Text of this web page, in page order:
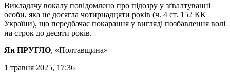
Викладачу вокалу повідомлено про підозру у зґвалтуванні
особи, яка не досягла чотирнадцяти років (ч. 4 ст. 152 КК
України), що передбачає покарання у вигляді позбавлення волі
на строк до десяти років.
Ян ПРУГЛО, «Полтавщина»
1 травня 2025, 17:36